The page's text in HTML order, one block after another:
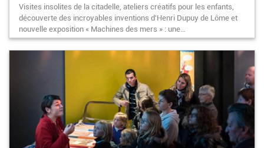
Visites insolites de la citadelle, ateliers créatifs pour les enfants,
découverte des incroyables inventions d'Henri Dupuy de Lôme et
nouvelle exposition « Machines des mers » : une…